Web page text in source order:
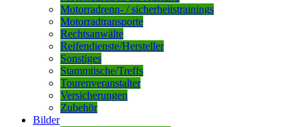
Motorradrenn- / sicherheitstrainings
Motorradtransporte
Rechtsanwälte
Reifendienste/Hersteller
Sonstiges
Stammtische/Treffs
Tourenveranstalter
Versicherungen
Zubehör
Bilder